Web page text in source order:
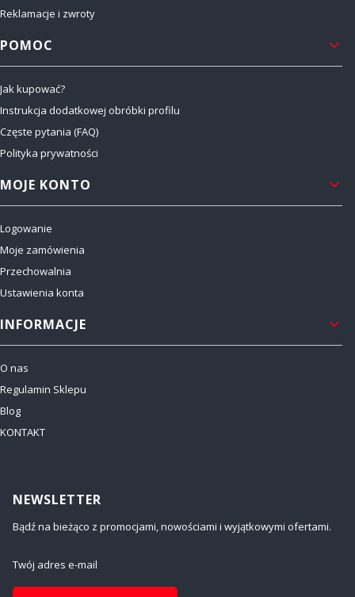
Reklamacje i zwroty
POMOC
Jak kupować?
Instrukcja dodatkowej obróbki profilu
Częste pytania (FAQ)
Polityka prywatności
MOJE KONTO
Logowanie
Moje zamówienia
Przechowalnia
Ustawienia konta
INFORMACJE
O nas
Regulamin Sklepu
Blog
KONTAKT
NEWSLETTER
Bądź na bieżąco z promocjami, nowościami i wyjątkowymi ofertami.
Twój adres e-mail